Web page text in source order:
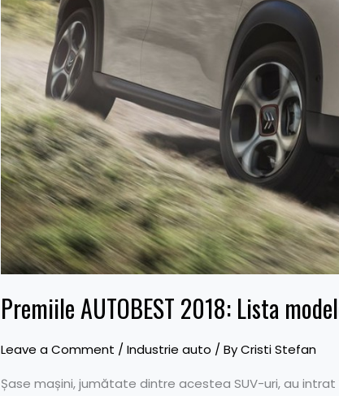
Premiile AUTOBEST 2018: Lista
Leave a Comment / Industrie auto / ByCristi Stefan
Șase mașini, jumătate dintre acestea SUV-uri, au intrat